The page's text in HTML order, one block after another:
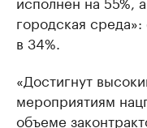
городская
в 34%.
«Достигнут
мероприятиям
объеме